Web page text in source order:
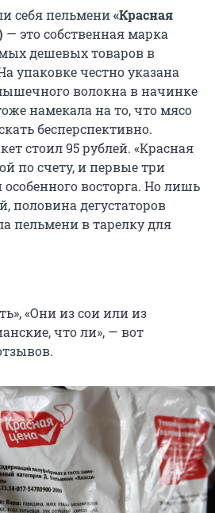
себя пельмени«Красная
— это собственная марка
дешевых товаров в
упаковке честно указана
волокна в начинке
намекала на то, что мясо
бесперспективно.
стоил 95 рублей. «Красная
по счету, и первые три
восторга. Но лишь
половина дегустаторов
пельмени в тарелку для
«Они из сои или из
что ли», — вот